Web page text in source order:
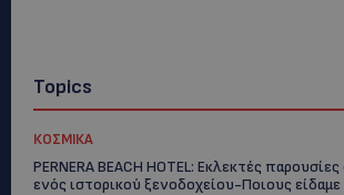
Topics
ΚΟΣΜΙΚΑ
PERNERA BEACH HOTEL: Εκλεκτές
ενός ιστορικού ξενοδοχείου-Ποιους είδαμε